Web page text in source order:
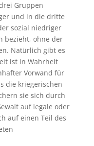
Gruppen
und in die dritte
sozial niedriger
bezieht, ohne der
Natürlich gibt es
ist in Wahrheit
Vorwand für
die kriegerischen
sie sich durch
auf legale oder
auf einen Teil des